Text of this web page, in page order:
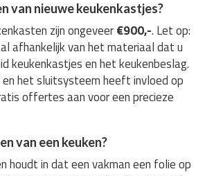
van nieuwe keukenkastjes?
zijn ongeveer€900,-. Let op:
afhankelijk van het materiaal dat u
keukenkastjes en het keukenbeslag.
en het sluitsysteem heeft invloed op
offertes aan voor een precieze
van een keuken?
houdt in dat een vakman een folie op